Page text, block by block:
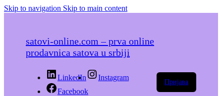
Skip to navigation Skip to main content
satovi-online.com – prva online
prodavnica satova u srbiji
LinkedIn
Instagram
Facebook
Пријава